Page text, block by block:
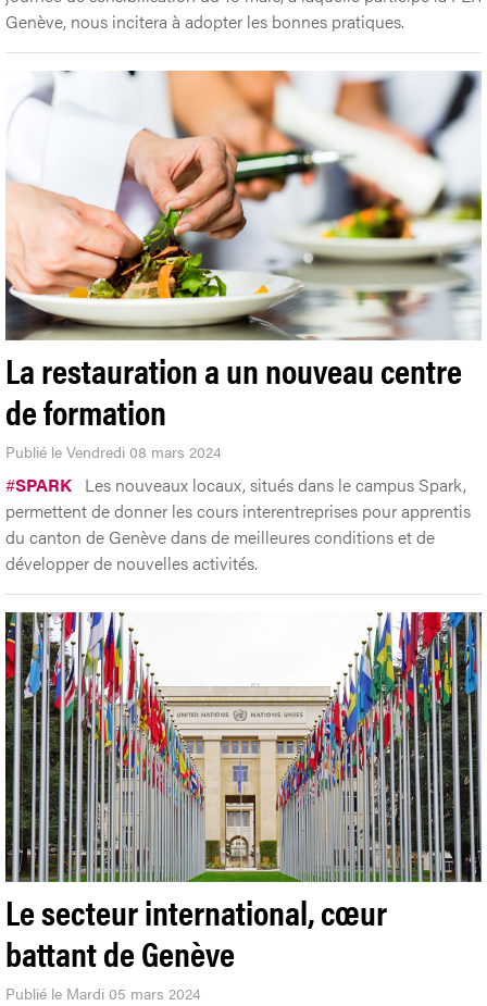
Genève, nous incitera à adopter les bonnes pratiques.
La restauration a un nouveau centre
de formation
Publié le Vendredi 08 mars 2024
#SPARK Les nouveaux locaux, situés dans le campus Spark,
permettent de donner les cours interentreprises pour apprentis
du canton de Genève dans de meilleures conditions et de
développer de nouvelles activités.
Le secteur international, cœur
battant de Genève
Publié le Mardi 05 mars 2024